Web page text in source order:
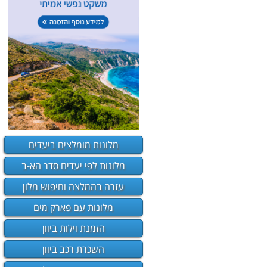
מלונות מומלצים ביעדים
מלונות לפי יעדים סדר הא-ב
עזרה בהמלצה וחיפוש מלון
מלונות עם פארק מים
הזמנת וילות ביוון
השכרת רכב ביוון